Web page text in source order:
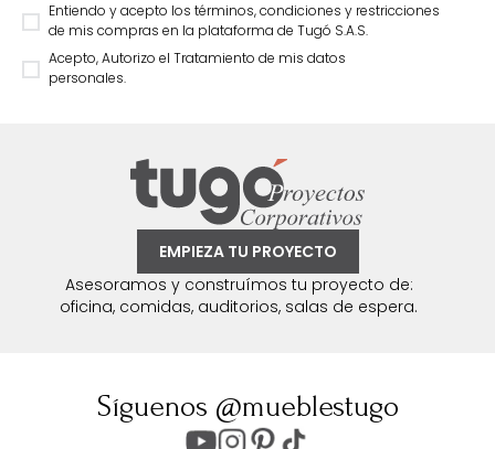
Entiendo y acepto los términos, condiciones y restricciones
de mis compras en la plataforma de Tugó S.A.S.
Acepto, Autorizo el Tratamiento de mis datos
personales.
EMPIEZA TU PROYECTO
Asesoramos y construímos tu proyecto de:
oficina, comidas, auditorios, salas de espera.
Síguenos @mueblestugo